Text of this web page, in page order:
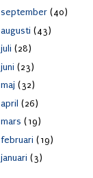
september (40)
augusti (43)
juli (28)
juni (23)
maj (32)
april (26)
mars (19)
februari (19)
januari (3)